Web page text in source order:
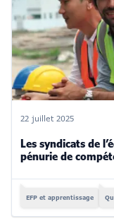
22 juillet 2025
Les syndicats de
pénurie de
EFP et apprentissage